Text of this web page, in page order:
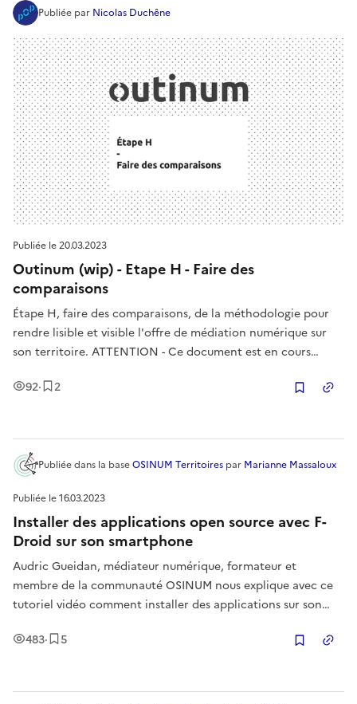
Publiée le20.03.2023
Outinum (wip) - Etape H - Faire des
comparaisons
Étape H, faire des comparaisons, de la méthodologie pour
rendre lisible et visible l'offre de médiation numérique sur
son territoire. ATTENTION - Ce document est en cours
est possible que vous fassiez face à des incohérences. Si c’est
92Vues
· 2Enregistrement
Publiée par Nicolas Duchêne
Publiée le16.03.2023
Installer des applications open source avec F-
Droid sur son smartphone
Audric Gueidan, médiateur numérique, formateur et
membre de la communauté OSINUM nous explique avec ce
tutoriel vidéo comment installer des applications sur son
Découvrez F-Droid.
483Vues
· 5Enregistrement
Publiéedans la baseOSINUM Territoires par Marianne Massaloux